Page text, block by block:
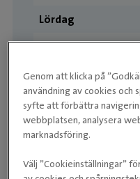
Lördag
Söndag
Akutvård
Telefon:
Vardagar 07:00-20:00
Söndagar 08:00-
Genom att klicka på
användning av cookies och
syfte att förbättra
webbplatsen, analysera
marknadsföring.
Välj ”Cookieinställningar”